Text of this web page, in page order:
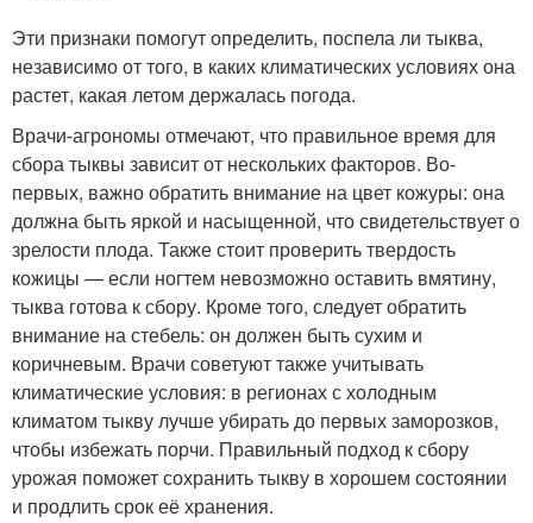
Эти признаки помогут определить, поспела ли тыква,
независимо от того, в каких климатических условиях она
растет, какая летом держалась погода.
Врачи-агрономы отмечают, что правильное время для
сбора тыквы зависит от нескольких факторов. Во-
первых, важно обратить внимание на цвет кожуры: она
должна быть яркой и насыщенной, что свидетельствует о
зрелости плода. Также стоит проверить твердость
кожицы — если ногтем невозможно оставить вмятину,
тыква готова к сбору. Кроме того, следует обратить
внимание на стебель: он должен быть сухим и
коричневым. Врачи советуют также учитывать
климатические условия: в регионах с холодным
климатом тыкву лучше убирать до первых заморозков,
чтобы избежать порчи. Правильный подход к сбору
урожая поможет сохранить тыкву в хорошем состоянии
и продлить срок её хранения.